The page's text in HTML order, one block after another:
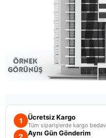
1 Ücretsiz Kargo
Tüm siparişlerde kargo
Aynı Gün Gönderim